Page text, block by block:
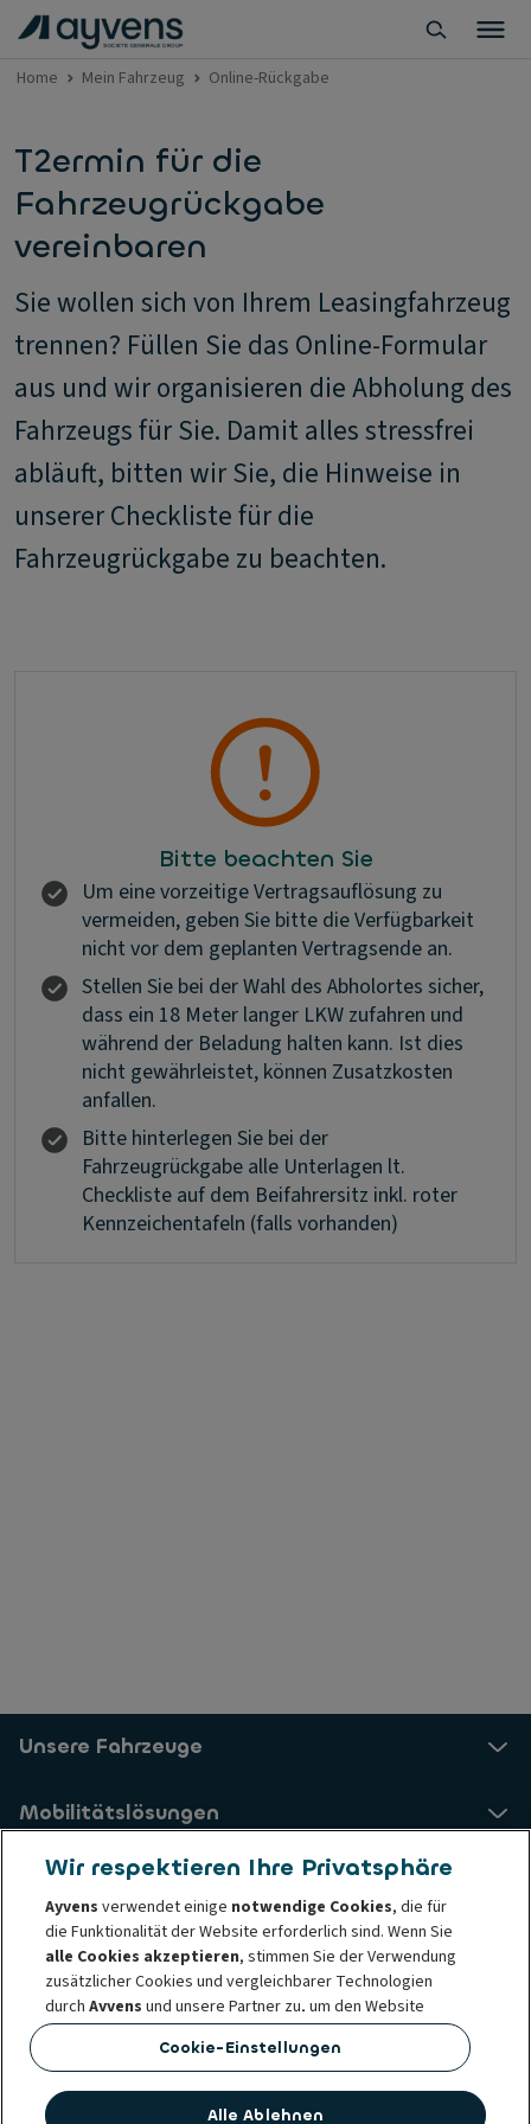
Home Mein Fahrzeug Online-Rückgabe
T2ermin für die
Fahrzeugrückgabe
vereinbaren
Sie wollen sich von Ihrem Leasingfahrzeug
trennen? Füllen Sie das Online-Formular
aus und wir organisieren die Abholung des
Fahrzeugs für Sie. Damit alles stressfrei
abläuft, bitten wir Sie, die Hinweise in
unserer Checkliste für die
Fahrzeugrückgabe zu beachten.
Bitte beachten Sie
Um eine vorzeitige Vertragsauflösung zu
vermeiden, geben Sie bitte die Verfügbarkeit
nicht vor dem geplanten Vertragsende an.
Stellen Sie bei der Wahl des Abholortes sicher,
dass ein 18 Meter langer LKW zufahren und
während der Beladung halten kann. Ist dies
nicht gewährleistet, können Zusatzkosten
anfallen.
Bitte hinterlegen Sie bei der
Fahrzeugrückgabe alle Unterlagen lt.
Checkliste auf dem Beifahrersitz inkl. roter
Kennzeichentafeln (falls vorhanden)
Unsere Fahrzeuge
Mobilitätslösungen
Nachhaltige Mobilität
Über uns
Impressum Geschäftsbedingungen
Datenschutz
Cookie-Richtlinie
Lieferanten
Verhaltens- und Ethikgrundsätze
Beschwerde melden
Wir respektieren Ihre Privatsphäre
Ayvens verwendet einige notwendige Cookies, die für
die Funktionalität der Website erforderlich sind. Wenn Sie
alle Cookies akzeptieren, stimmen Sie der Verwendung
zusätzlicher Cookies und vergleichbarer Technologien
durchAyvens und unsere Partner zu, um den Website
Traffic und das Nutzungsverhalten zu analysieren, Social
Media Funktionen bereitzustellen sowie Inhalte und
personalisieren.
Cookie-Einstellungen
Alle Ablehnen